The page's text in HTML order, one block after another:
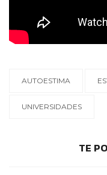
AUTOESTIMA
UNIVERSIDADES
TE